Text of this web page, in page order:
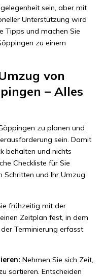
sein, aber mit
Unterstützung wird
Tipps und machen Sie
zu einem
von
– Alles
zu planen und
sein. Damit
behalten und nichts
Checkliste für Sie
Schritten und Ihr Umzug
frühzeitig mit der
Zeitplan fest, in dem
Terminierung erfasst
Nehmen Sie sich Zeit,
sortieren. Entscheiden